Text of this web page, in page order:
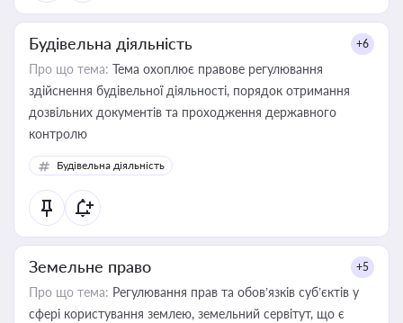
Будівельна діяльність +6
Про що тема: Тема охоплює правове регулювання
здійснення будівельної діяльності, порядок отримання
дозвільних документів та проходження державного
контролю
Будівельна діяльність
Земельне право +5
Про що тема: Регулювання прав та обов’язків суб’єктів у
сфері користування землею, земельний сервітут, що є